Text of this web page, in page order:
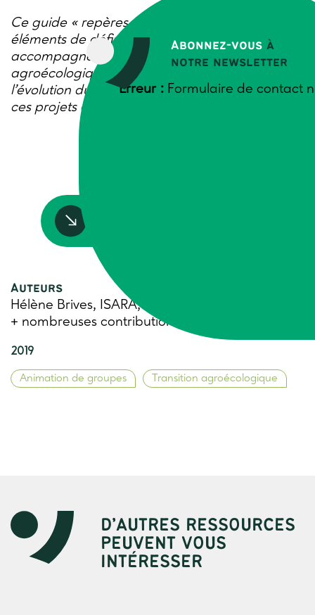
Abonnez-vous à
notre newsletter
Erreur : Formulaire de contact
Ce guide « repères » COTRAE propose des
éléments de définition et des outils pour
accompagner les collectifs en transition
agroécologique dans le renouvellement et
l’évolution du métier d’animation et de suivi de
ces projets de transition.
Auteurs
Hélène Brives, ISARA; Eric Charbonnier TRAME
+ nombreuses contributions
2019
Animation de groupes Transition agroécologique
D’AUTRES RESSOURCES
PEUVENT VOUS
INTÉRESSER